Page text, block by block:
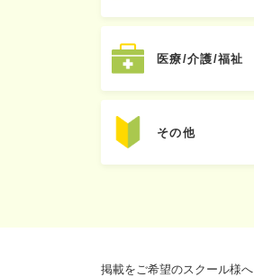
医療/介護/福祉
その他
掲載をご希望のスクール様へ